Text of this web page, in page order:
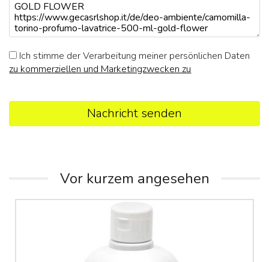
Ich stimme der Verarbeitung meiner persönlichen Daten
zu kommerziellen und Marketingzwecken zu
Nachricht senden
Vor kurzem angesehen